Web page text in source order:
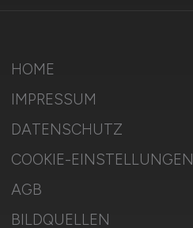
HOME
IMPRESSUM
DATENSCHUTZ
COOKIE-EINSTELLUNGEN
AGB
BILDQUELLEN